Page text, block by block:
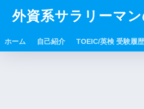
外資系サラリーマ
ホーム 自己紹介 TOEIC/英検 受験履歴